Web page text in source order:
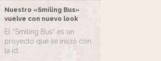
Nuestro «Smiling Bus»
vuelve con nuevo look
El “Smiling Bus” es un
proyecto que se inició con
la id…